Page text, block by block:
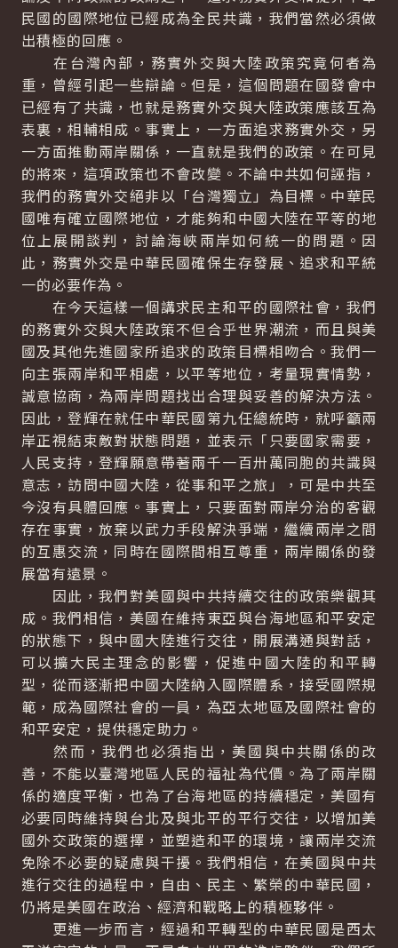
民國的國際地位已經成為全民共識，我們當然必須做
出積極的回應。
在台灣內部，務實外交與大陸政策究竟何者為
重，曾經引起一些辯論。但是，這個問題在國發會中
已經有了共識，也就是務實外交與大陸政策應該互為
表裏，相輔相成。事實上，一方面追求務實外交，另
一方面推動兩岸關係，一直就是我們的政策。在可見
的將來，這項政策也不會改變。不論中共如何誣指，
我們的務實外交絕非以「台灣獨立」為目標。中華民
國唯有確立國際地位，才能夠和中國大陸在平等的地
位上展開談判，討論海峽兩岸如何統一的問題。因
此，務實外交是中華民國確保生存發展、追求和平統
一的必要作為。
在今天這樣一個講求民主和平的國際社會，我們
的務實外交與大陸政策不但合乎世界潮流，而且與美
國及其他先進國家所追求的政策目標相吻合。我們一
向主張兩岸和平相處，以平等地位，考量現實情勢，
誠意協商，為兩岸問題找出合理與妥善的解決方法。
因此，登輝在就任中華民國第九任總統時，就呼籲兩
岸正視結束敵對狀態問題，並表示「只要國家需要，
人民支持，登輝願意帶著兩千一百卅萬同胞的共識與
意志，訪問中國大陸，從事和平之旅」，可是中共至
今沒有具體回應。事實上，只要面對兩岸分治的客觀
存在事實，放棄以武力手段解決爭端，繼續兩岸之間
的互惠交流，同時在國際間相互尊重，兩岸關係的發
展當有遠景。
因此，我們對美國與中共持續交往的政策樂觀其
成。我們相信，美國在維持東亞與台海地區和平安定
的狀態下，與中國大陸進行交往，開展溝通與對話，
可以擴大民主理念的影響，促進中國大陸的和平轉
型，從而逐漸把中國大陸納入國際體系，接受國際規
範，成為國際社會的一員，為亞太地區及國際社會的
和平安定，提供穩定助力。
然而，我們也必須指出，美國與中共關係的改
善，不能以臺灣地區人民的福祉為代價。為了兩岸關
係的適度平衡，也為了台海地區的持續穩定，美國有
必要同時維持與台北及與北平的平行交往，以增加美
國外交政策的選擇，並塑造和平的環境，讓兩岸交流
免除不必要的疑慮與干擾。我們相信，在美國與中共
進行交往的過程中，自由、民主、繁榮的中華民國，
仍將是美國在政治、經濟和戰略上的積極夥伴。
更進一步而言，經過和平轉型的中華民國是西太